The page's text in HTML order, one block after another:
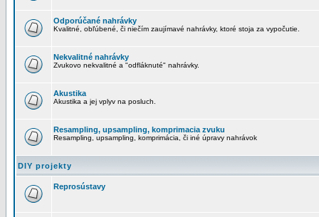
Odporúčané nahrávky
Kvalitné, obľúbené, či niečím zaujímavé nahrávky, ktoré stoja za vypočutie.
Nekvalitné nahrávky
Zvukovo nekvalitné a "odfláknuté" nahrávky.
Akustika
Akustika a jej vplyv na posluch.
Resampling, upsampling, komprimacia zvuku
Resampling, upsampling, komprimácia, či iné úpravy nahrávok
DIY projekty
Reprosústavy